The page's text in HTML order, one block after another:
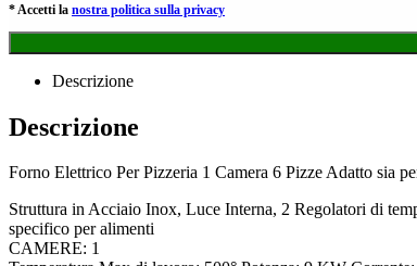
* Accetti la nostra politica sulla privacy
Descrizione
Descrizione
Forno Elettrico Per Pizzeria 1 Camera 6 Pizze Adatto sia
Struttura in Acciaio Inox, Luce Interna, 2 Regolatori di
specifico per alimenti
CAMERE: 1